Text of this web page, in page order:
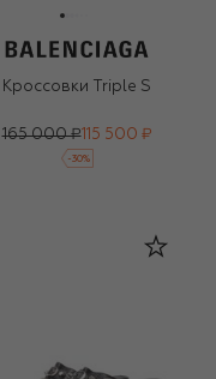
Кроссовки Triple S
165 000 ₽115 500 ₽
-30%